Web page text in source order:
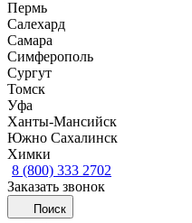
Пермь
Салехард
Самара
Симферополь
Сургут
Томск
Уфа
Ханты-Мансийск
Южно Сахалинск
Химки
8 (800) 333 2702
Заказать звонок
Поиск